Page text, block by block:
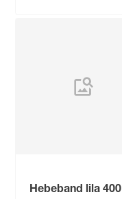
Hebeband lila 400